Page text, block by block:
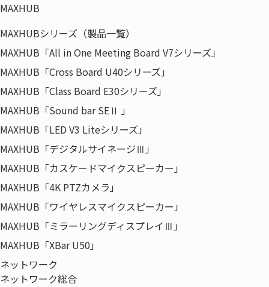
MAXHUB
MAXHUBシリーズ（製品一覧）
MAXHUB「All in One Meeting Board V7シリーズ」
MAXHUB「Cross Board U40シリーズ」
MAXHUB「Class Board E30シリーズ」
MAXHUB「Sound bar SEⅡ 」
MAXHUB「LED V3 Liteシリーズ」
MAXHUB「デジタルサイネージⅢ」
MAXHUB「カスケードマイクスピーカー」
MAXHUB「4K PTZカメラ」
MAXHUB「ワイヤレスマイクスピーカー」
MAXHUB「ミラーリングディスプレイⅢ」
MAXHUB「XBar U50」
ネットワーク
ネットワーク総合
月にウチダサービス（株）と対等合併して、商号をウチダエ
スコ（株）としました。
株式が上場されたのはいつですか？
平成10年3月に店頭登録市場に株式を公開しました。
東京証券取引所JASDAQ市場に上場しております。
HOME